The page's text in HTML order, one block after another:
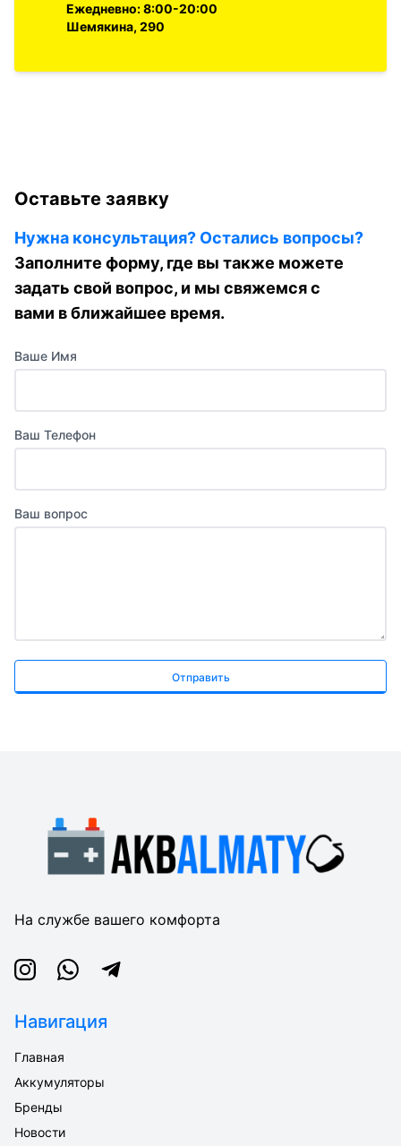
Ежедневно: 8:00-20:00
Шемякина, 290
Оставьте заявку
Нужна консультация? Остались вопросы?
Заполните форму, где вы также можете
задать свой вопрос, и мы свяжемся с
вами в ближайшее время.
Ваше Имя
Ваш Телефон
Ваш вопрос
Отправить
На службе вашего комфорта
InstagramWhatsappTelegram
Навигация
Главная
Аккумуляторы
Бренды
Новости